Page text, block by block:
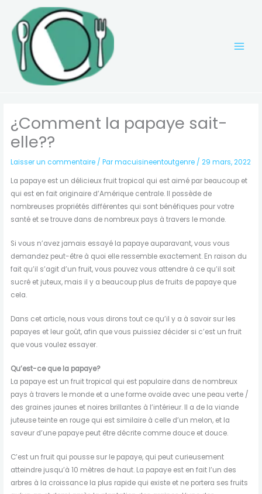
contenu
¿Comment la papaye sait-
elle??
Laisser un commentaire / Parmacuisineentoutgenre /29 mars, 2022
La papaye est un délicieux fruit tropical qui est aimé par beaucoup et
qui est en fait originaire d’Amérique centrale. Il possède de
nombreuses propriétés différentes qui sont bénéfiques pour votre
santé et se trouve dans de nombreux pays à travers le monde.
Si vous n’avez jamais essayé la papaye auparavant, vous vous
demandez peut-être à quoi elle ressemble exactement. En raison du
fait qu’il s’agit d’un fruit, vous pouvez vous attendre à ce qu’il soit
sucré et juteux, mais il y a beaucoup plus de fruits de papaye que
cela.
Dans cet article, nous vous dirons tout ce qu’il y a à savoir sur les
papayes et leur goût, afin que vous puissiez décider si c’est un fruit
que vous voulez essayer.
Qu’est-ce que la papaye?
La papaye est un fruit tropical qui est populaire dans de nombreux
pays à travers le monde et a une forme ovoïde avec une peau verte /
des graines jaunes et noires brillantes à l’intérieur. Il a de la viande
juteuse teinte en rouge qui est similaire à celle d’un melon, et la
saveur d’une papaye peut être décrite comme douce et douce.
C’est un fruit qui pousse sur le papaye, qui peut curieusement
atteindre jusqu’à 10 mètres de haut. La papaye est en fait l’un des
arbres à la croissance la plus rapide qui existe et ne portera ses fruits